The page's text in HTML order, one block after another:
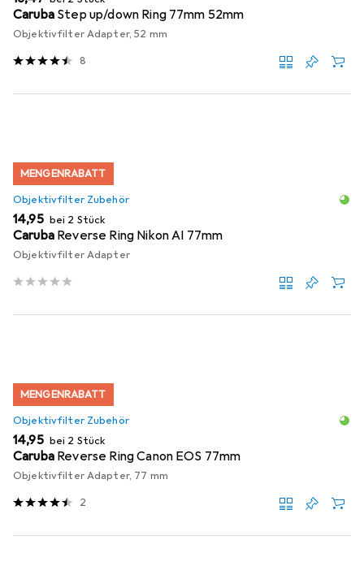
Caruba Step up/down Ring 77mm 52mm
Objektivfilter Adapter, 52 mm
8
MENGENRABATT
Objektivfilter Zubehör
EUR
14,95 bei 2 Stück
Caruba Reverse Ring Nikon AI 77mm
Objektivfilter Adapter
MENGENRABATT
Objektivfilter Zubehör
EUR
14,95 bei 2 Stück
Caruba Reverse Ring Canon EOS 77mm
Objektivfilter Adapter, 77 mm
2